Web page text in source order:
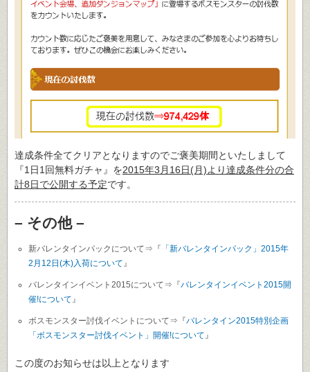
達成条件全てクリアとなりますのでご褒美期間といたしまして
『1日1回無料ガチャ』を2015年3月16日(月)より達成条件分の合
計8日で公開する予定です。
– その他 –
新バレンタインパックについて⇒『 「新バレンタインパック」2015年
2月12日(木)入荷について』
バレンタインイベント2015について⇒『バレンタインイベント2015開
催!について』
ボスモンスター討伐イベントについて⇒『バレンタイン2015特別企画
「ボスモンスター討伐イベント」開催!について』
この度のお知らせは以上となります